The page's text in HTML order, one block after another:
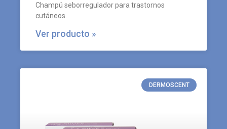
Champú seborregulador para trastornos
cutáneos.
Ver producto »
DERMOSCENT